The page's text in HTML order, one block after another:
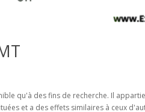
qu'à des fins de recherche. Il
et a des effets similaires à ceux